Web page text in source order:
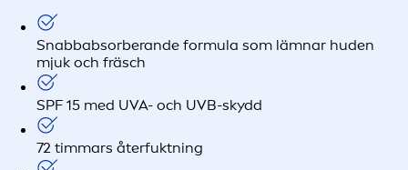
Snabbabsorberande formula som lämnar huden
mjuk och fräsch
SPF 15 med UVA- och UVB-skydd
72 timmars återfuktning